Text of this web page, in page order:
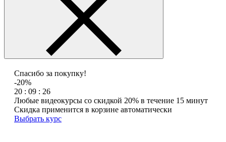
Спасибо за покупку!
-20%
20 : 09 : 26
Любые видеокурсы со скидкой 20% в течение 15 минут
Скидка применится в корзине автоматически
Выбрать курс